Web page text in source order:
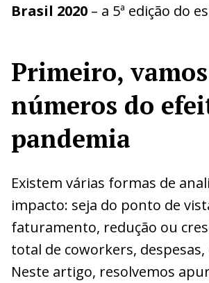
Brasil 2020 – a 5ª edição do
Primeiro,
números do
pandemia
Existem várias formas de
impacto: seja do ponto de
faturamento, redução ou
total de coworkers, despesas,
Neste artigo, resolvemos